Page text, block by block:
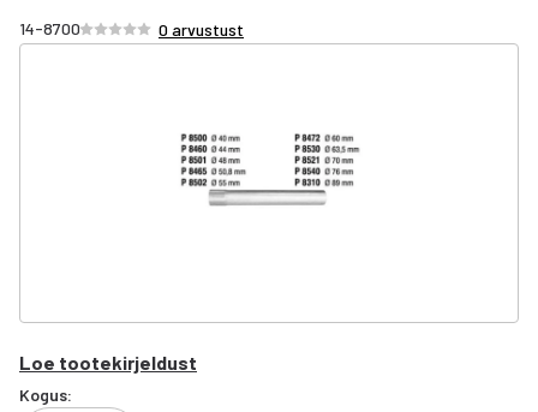
14-8700Hinnang /5 tähte
0 arvustust
Loe tootekirjeldust
Kogus: